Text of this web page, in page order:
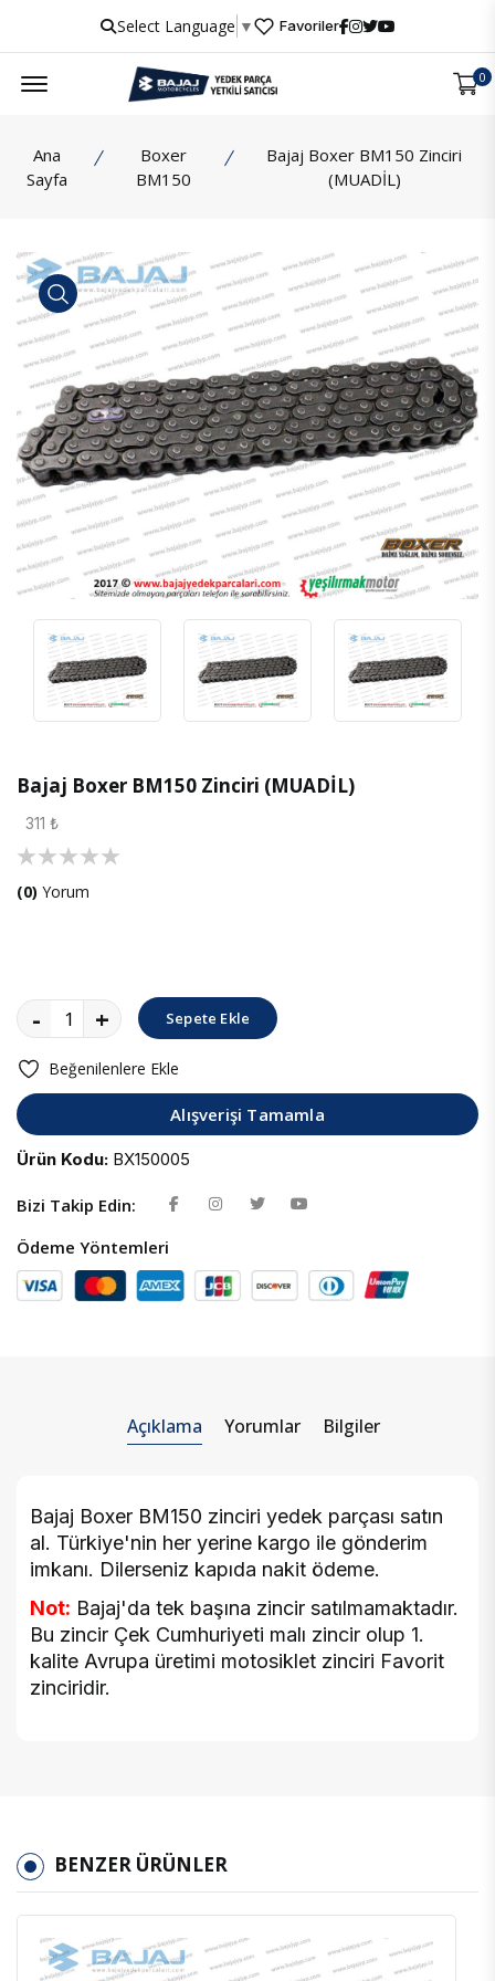
Select Language ▼ Favoriler
0
Ana
Sayfa
Boxer
BM150
Bajaj Boxer BM150 Zinciri
(MUADİL)
İncele
Bajaj Boxer BM150 Zinciri (MUADİL)
311 ₺
(0) Yorum
- + Sepete Ekle
Beğenilenlere Ekle
Alışverişi Tamamla
Ürün Kodu: BX150005
Bizi Takip Edin:
Ödeme Yöntemleri
Açıklama Yorumlar Bilgiler
Bajaj Boxer BM150 zinciri yedek parçası satın
al. Türkiye'nin her yerine kargo ile gönderim
imkanı. Dilerseniz kapıda nakit ödeme.
Not: Bajaj'da tek başına zincir satılmamaktadır.
Bu zincir Çek Cumhuriyeti malı zincir olup 1.
kalite Avrupa üretimi motosiklet zinciri Favorit
zinciridir.
BENZER ÜRÜNLER